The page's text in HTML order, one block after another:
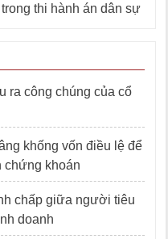
thi hành án dân sự
ra công chúng của cổ
khống vốn điều lệ để
chứng khoán
chấp giữa người tiêu
doanh